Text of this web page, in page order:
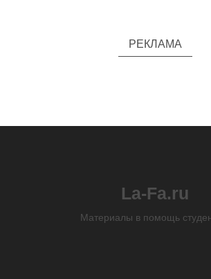
РЕКЛАМА
La-Fa.ru
Материалы в помощь